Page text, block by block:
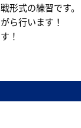
形式の練習です。
ら行います！
！